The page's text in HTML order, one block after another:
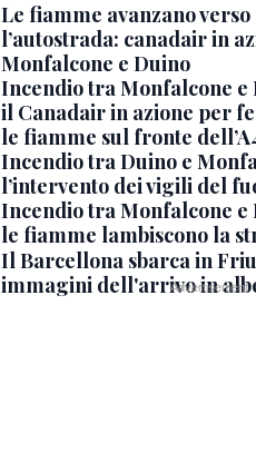
Le fiamme avanzano verso
l’autostrada: canadair in
Monfalcone e Duino
Incendio tra Monfalcone e
il Canadair in azione per
le fiamme sul fronte
Incendio tra Duino e
l’intervento dei vigili del
Incendio tra Monfalcone e
le fiamme lambiscono la
Il Barcellona sbarca in
immagini dell'arrivo in